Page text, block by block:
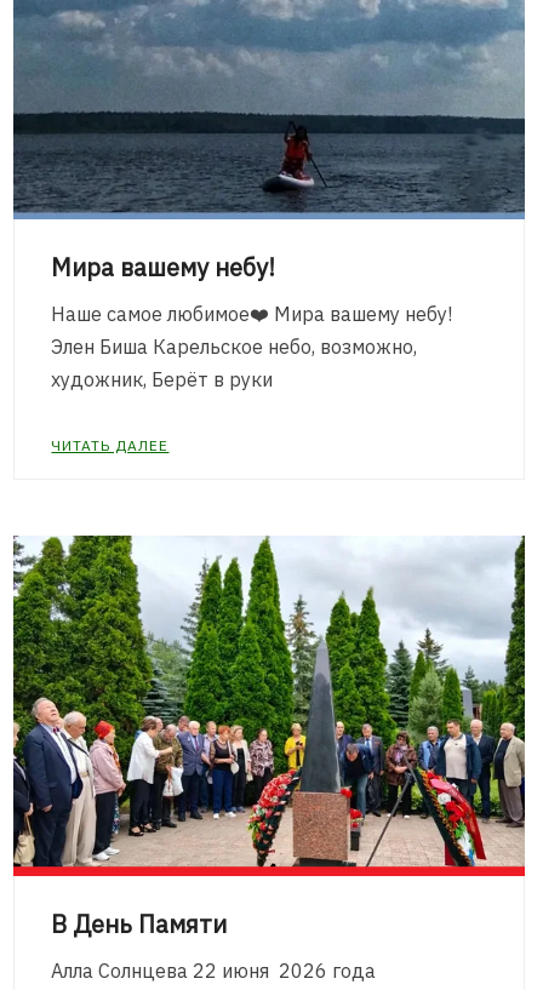
Мира вашему небу!
Наше самое любимое❤️ Мира вашему небу!
Элен Биша Карельское небо, возможно,
художник, Берёт в руки
ЧИТАТЬ ДАЛЕЕ
В День Памяти
Алла Солнцева 22 июня 2026 года